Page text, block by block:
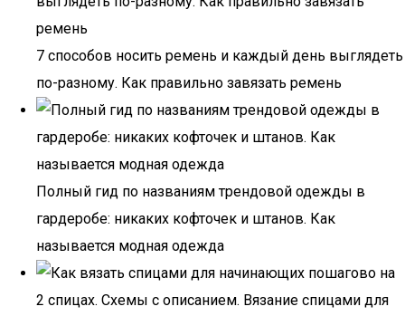
7 способов носить ремень и каждый день выглядеть
по-разному. Как правильно завязать ремень
Полный гид по названиям трендовой одежды в
гардеробе: никаких кофточек и штанов. Как
называется модная одежда